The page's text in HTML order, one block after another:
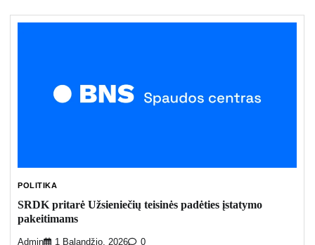
POLITIKA
SRDK pritarė Užsieniečių teisinės padėties įstatymo
pakeitimams
Admin 1 Balandžio, 2026 0